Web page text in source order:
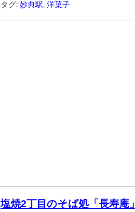
タグ: 妙典駅, 洋菓子
塩焼2丁目のそば処「長寿庵